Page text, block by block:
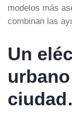
modelos más
combinan las
Un